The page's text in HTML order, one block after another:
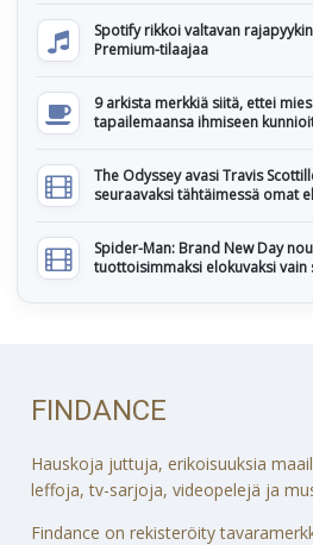
Spotify rikkoi valtavan
Premium-tilaajaa
9 arkista merkkiä siitä, ettei
tapailemaansa ihmiseen
The Odyssey avasi Travis
seuraavaksi tähtäimessä omat
Spider-Man: Brand New Day
tuottoisimmaksi elokuvaksi vain
FINDANCE
Hauskoja juttuja, erikoisuuksia
leffoja, tv-sarjoja, videopelejä ja
Findance on rekisteröity